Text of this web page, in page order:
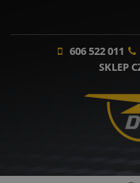
606 522 011
SKLEP